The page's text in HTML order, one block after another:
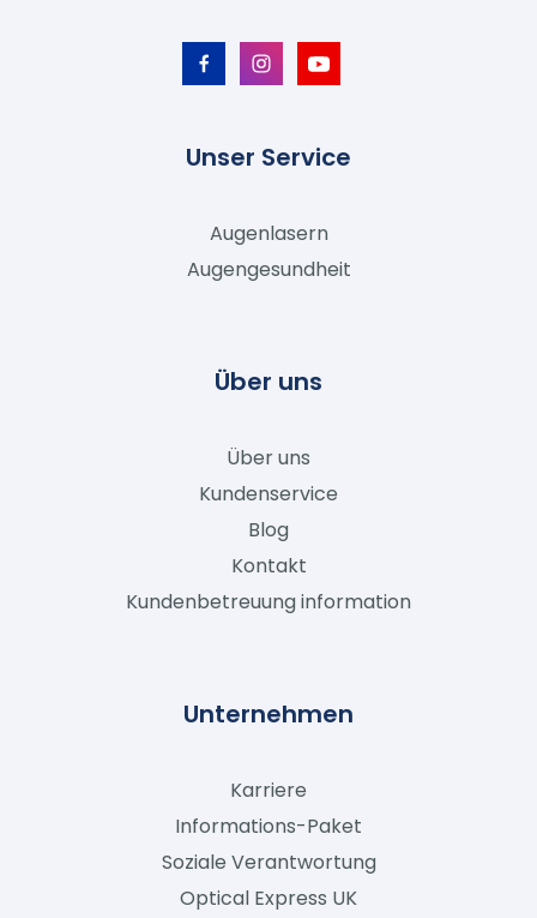
Unser Service
Augenlasern
Augengesundheit
Über uns
Über uns
Kundenservice
Blog
Kontakt
Kundenbetreuung information
Unternehmen
Karriere
Informations-Paket
Soziale Verantwortung
Optical Express UK